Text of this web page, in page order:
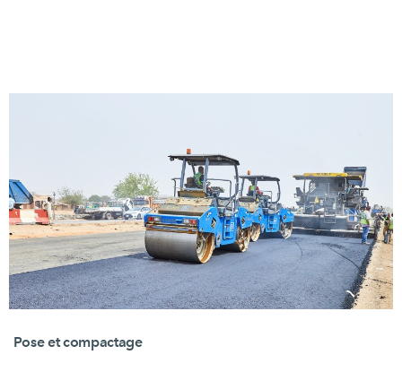
Pose et compactage